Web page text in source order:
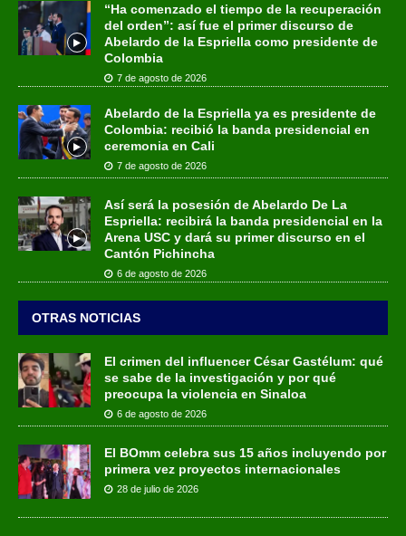
“Ha comenzado el tiempo de la recuperación
del orden”: así fue el primer discurso de
Abelardo de la Espriella como presidente de
Colombia
7 de agosto de 2026
Abelardo de la Espriella ya es presidente de
Colombia: recibió la banda presidencial en
ceremonia en Cali
7 de agosto de 2026
Así será la posesión de Abelardo De La
Espriella: recibirá la banda presidencial en la
Arena USC y dará su primer discurso en el
Cantón Pichincha
6 de agosto de 2026
OTRAS NOTICIAS
El crimen del influencer César Gastélum: qué
se sabe de la investigación y por qué
preocupa la violencia en Sinaloa
6 de agosto de 2026
El BOmm celebra sus 15 años incluyendo por
primera vez proyectos internacionales
28 de julio de 2026